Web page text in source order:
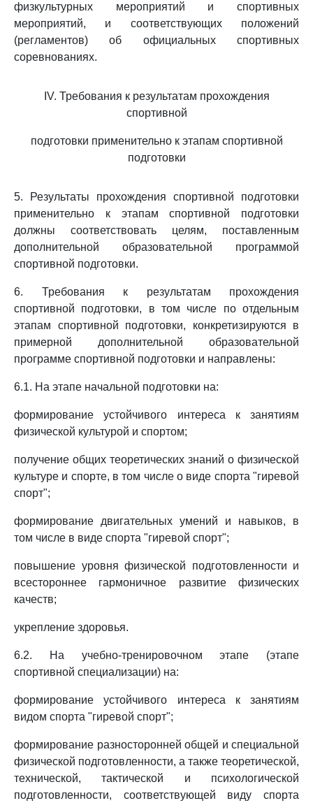
физкультурных мероприятий и спортивных
мероприятий, и соответствующих положений
(регламентов) об официальных спортивных
соревнованиях.
IV. Требования к результатам прохождения
спортивной
подготовки применительно к этапам спортивной
подготовки
5. Результаты прохождения спортивной подготовки
применительно к этапам спортивной подготовки
должны соответствовать целям, поставленным
дополнительной образовательной программой
спортивной подготовки.
6. Требования к результатам прохождения
спортивной подготовки, в том числе по отдельным
этапам спортивной подготовки, конкретизируются в
примерной дополнительной образовательной
программе спортивной подготовки и направлены:
6.1. На этапе начальной подготовки на:
формирование устойчивого интереса к занятиям
физической культурой и спортом;
получение общих теоретических знаний о физической
культуре и спорте, в том числе о виде спорта "гиревой
спорт";
формирование двигательных умений и навыков, в
том числе в виде спорта "гиревой спорт";
повышение уровня физической подготовленности и
всестороннее гармоничное развитие физических
качеств;
укрепление здоровья.
6.2. На учебно-тренировочном этапе (этапе
спортивной специализации) на:
формирование устойчивого интереса к занятиям
видом спорта "гиревой спорт";
формирование разносторонней общей и специальной
физической подготовленности, а также теоретической,
технической, тактической и психологической
подготовленности, соответствующей виду спорта